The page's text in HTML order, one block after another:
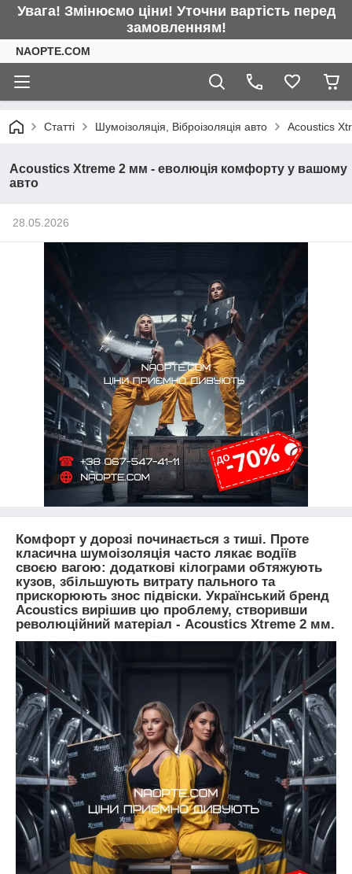
Увага! Змінюємо ціни! Уточни вартість перед
замовленням!
NAOPTE.COM
Статті Шумоізоляція, Віброізоляція авто Acoustics
Acoustics Xtreme 2 мм - еволюція комфорту у вашому
авто
28.05.2026
Комфорт у дорозі починається з тиші. Проте
класична шумоізоляція часто лякає водіїв
своєю вагою: додаткові кілограми обтяжують
кузов, збільшують витрату пального та
прискорюють знос підвіски. Український бренд
Acoustics вирішив цю проблему, створивши
революційний матеріал - Acoustics Xtreme 2 мм.